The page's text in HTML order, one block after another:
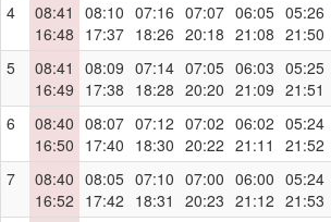
4
08:41
16:48
08:10
17:37
07:16
18:26
07:07
20:18
06:05
21:08
05:26
21:50
5
08:41
16:49
08:09
17:38
07:14
18:28
07:05
20:20
06:03
21:09
05:25
21:51
6
08:40
16:50
08:07
17:40
07:12
18:30
07:02
20:22
06:02
21:11
05:24
21:52
7
08:40
16:52
08:05
17:42
07:10
18:31
07:00
20:23
06:00
21:12
05:24
21:53